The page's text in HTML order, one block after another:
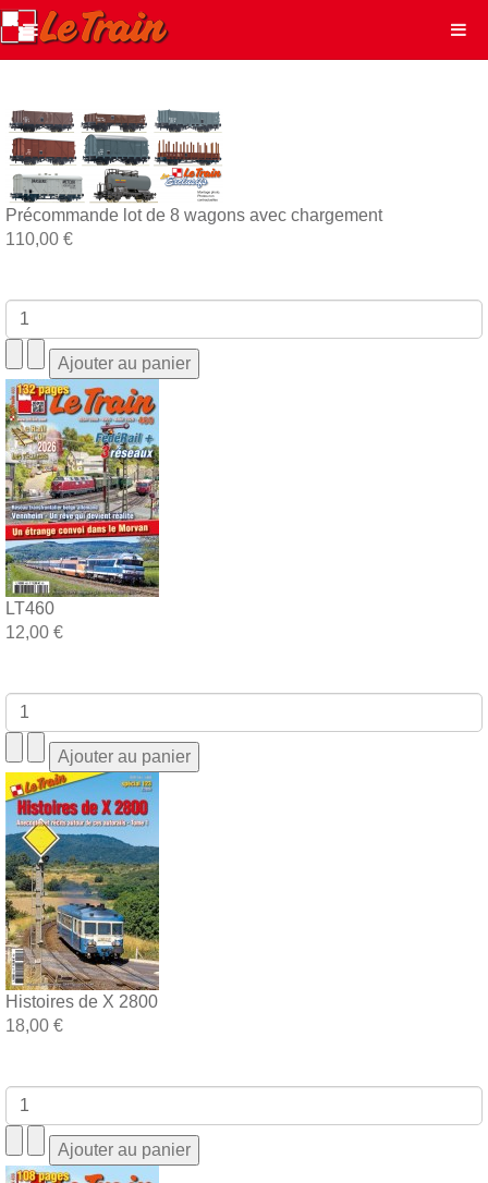
Précommande lot de 8 wagons avec chargement
110,00 €
LT460
12,00 €
Histoires de X 2800
18,00 €